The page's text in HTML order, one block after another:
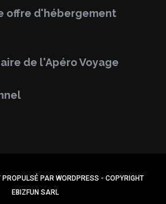
offre d'hébergement
de l'Apéro Voyage
PROPULSÉ PAR WORDPRESS - COPYRIGHT
EBIZFUN SARL